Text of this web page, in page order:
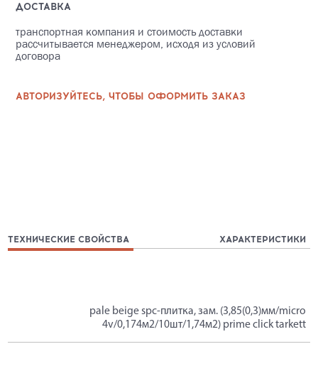
ДОСТАВКА
транспортная компания и стоимость доставки
рассчитывается менеджером, исходя из условий
договора
АВТОРИЗУЙТЕСЬ, ЧТОБЫ ОФОРМИТЬ ЗАКАЗ
ТЕХНИЧЕСКИЕ СВОЙСТВА ХАРАКТЕРИСТИКИ
pale beige spc-плитка, зам. (3,85(0,3)мм/micro
4v/0,174м2/10шт/1,74м2) prime click tarkett